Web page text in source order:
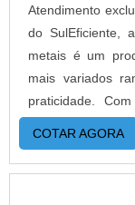
Atendimento
do SulEficiente,
metais é um
mais variados
praticidade.
peças,
espaço e maior
garantir
COTAR AGORA